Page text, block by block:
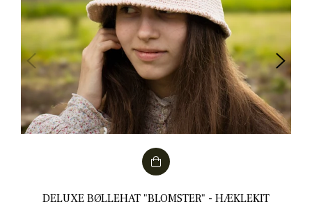
DELUXE BØLLEHAT "BLOMSTER" - HÆKLEKIT